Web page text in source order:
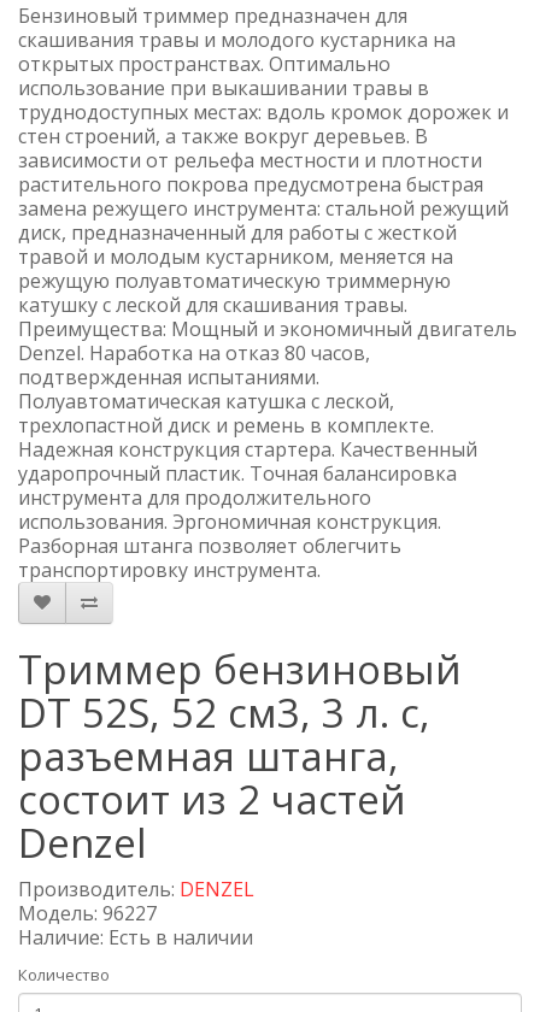
Бензиновый триммер предназначен для
скашивания травы и молодого кустарника на
открытых пространствах. Оптимально
использование при выкашивании травы в
труднодоступных местах: вдоль кромок дорожек и
стен строений, а также вокруг деревьев. В
зависимости от рельефа местности и плотности
растительного покрова предусмотрена быстрая
замена режущего инструмента: стальной режущий
диск, предназначенный для работы с жесткой
травой и молодым кустарником, меняется на
режущую полуавтоматическую триммерную
катушку с леской для скашивания травы.
Преимущества: Мощный и экономичный двигатель
Denzel. Наработка на отказ 80 часов,
подтвержденная испытаниями.
Полуавтоматическая катушка с леской,
трехлопастной диск и ремень в комплекте.
Надежная конструкция стартера. Качественный
ударопрочный пластик. Точная балансировка
инструмента для продолжительного
использования. Эргономичная конструкция.
Разборная штанга позволяет облегчить
транспортировку инструмента.
Триммер бензиновый
DT 52S, 52 см3, 3 л. с,
разъемная штанга,
состоит из 2 частей
Denzel
Производитель: DENZEL
Модель: 96227
Наличие: Есть в наличии
Количество